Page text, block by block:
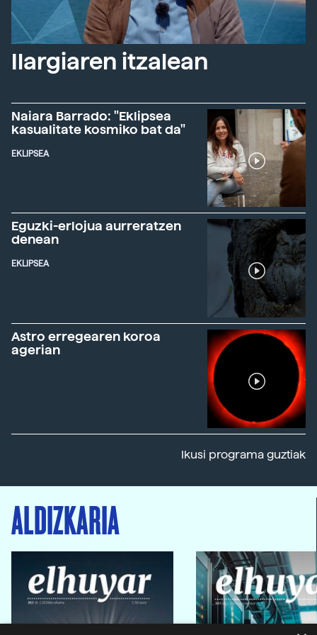
Ilargiaren itzalean
Naiara Barrado: "Eklipsea
kasualitate kosmiko bat da"
EKLIPSEA
Eguzki-erlojua aurreratzen
denean
EKLIPSEA
Astro erregearen koroa
agerian
Ikusi programa guztiak
ALDIZKARIA